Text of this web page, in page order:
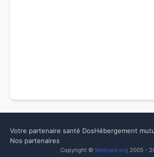
Votre partenaire santé DosHébergement
Nos partenaires
Copyright © Webtask.org 2005 -